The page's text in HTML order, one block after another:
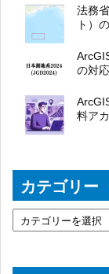
法務
ト）
の対
料ア
カテゴリー